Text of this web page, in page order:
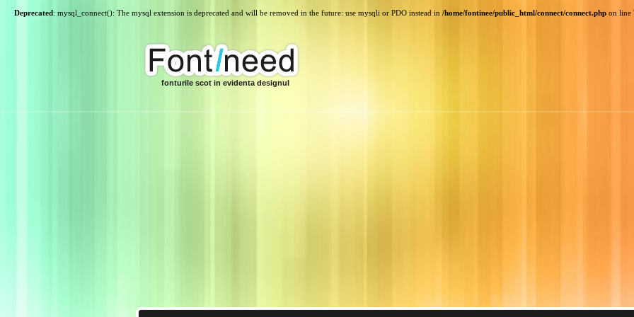
Deprecated: mysql_connect(): The mysql extension is deprecated and will be removed in the future: use mysqli or PDO instead in /home/fontinee/public_html/connect/connect.php on line
fonturile scot in evidenta designul